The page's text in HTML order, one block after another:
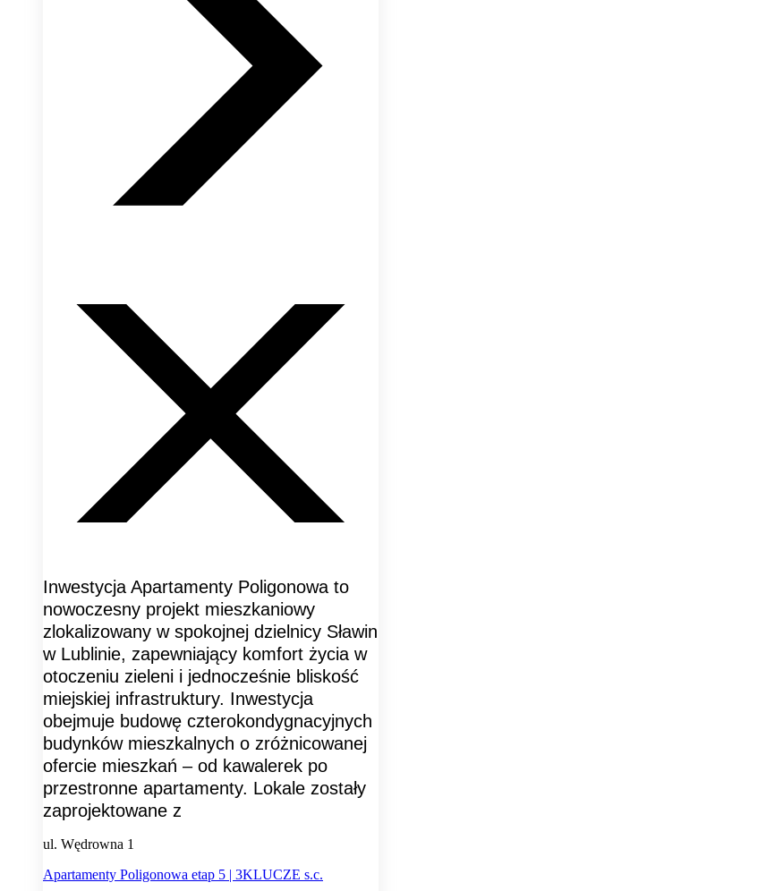
Inwestycja Apartamenty Poligonowa to
nowoczesny projekt mieszkaniowy
zlokalizowany w spokojnej dzielnicy Sławin
w Lublinie, zapewniający komfort życia w
otoczeniu zieleni i jednocześnie bliskość
miejskiej infrastruktury. Inwestycja
obejmuje budowę czterokondygnacyjnych
budynków mieszkalnych o zróżnicowanej
ofercie mieszkań – od kawalerek po
przestronne apartamenty. Lokale zostały
zaprojektowane z
ul. Wędrowna 1
Apartamenty Poligonowa etap 5 | 3KLUCZE s.c.